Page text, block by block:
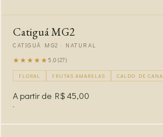
Catiguá MG2
CATIGUÁ MG2 · NATURAL
★★★★★ 5,0 (27)
FLORAL FRUTAS AMARELAS CALDO DE CANA
A partir de R$ 45,00